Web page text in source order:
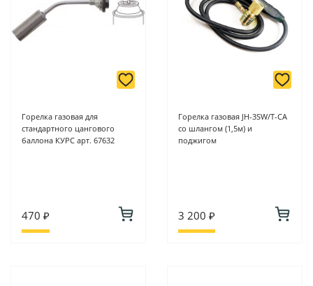
Горелка газовая для
стандартного цангового
баллона КУРС арт. 67632
470 ₽
Горелка газовая JH-3SW/T-CA
со шлангом (1,5м) и
поджигом
3 200 ₽